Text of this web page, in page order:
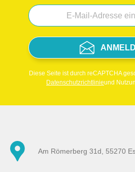
Diese Seite ist durch reCAPTCHA
Datenschutzrichtlinieund
Am Römerberg 31d, 55270